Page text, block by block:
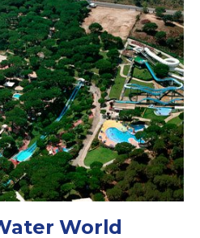
World